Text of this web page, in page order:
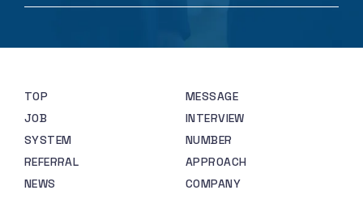
TOP
MESSAGE
JOB
INTERVIEW
SYSTEM
NUMBER
REFERRAL
APPROACH
NEWS
COMPANY